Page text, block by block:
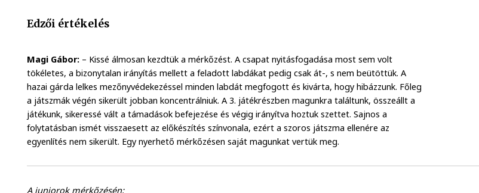
Edzői értékelés
Magi Gábor: – Kissé álmosan kezdtük a mérkőzést. A csapat nyitásfogadása most sem volt
tökéletes, a bizonytalan irányítás mellett a feladott labdákat pedig csak át-, s nem beütöttük. A
hazai gárda lelkes mezőnyvédekezéssel minden labdát megfogott és kivárta, hogy hibázzunk. Főleg
a játszmák végén sikerült jobban koncentrálniuk. A 3. játékrészben magunkra találtunk, összeállt a
játékunk, sikeressé vált a támadások befejezése és végig irányítva hoztuk szettet. Sajnos a
folytatásban ismét visszaesett az előkészítés színvonala, ezért a szoros játszma ellenére az
egyenlítés nem sikerült. Egy nyerhető mérkőzésen saját magunkat vertük meg.
A juniorok mérkőzésén: